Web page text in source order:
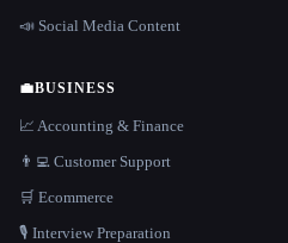
📣 Social Media Content
💼BUSINESS
📈 Accounting & Finance
👨‍💻 Customer Support
🛒 Ecommerce
🎙️ Interview Preparation